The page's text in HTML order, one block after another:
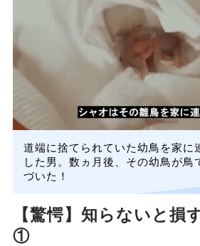
道端に捨てられていた幼鳥を家に
した男。数ヵ月後、その幼鳥が鳥
づいた！
【驚愕】知らないと損
①